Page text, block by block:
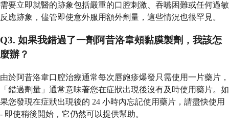
需要立即就醫的跡象包括嚴重的口腔刺激、吞嚥困難或任何過敏
反應跡象，儘管即使意外服用額外劑量，這些情況也很罕見。
Q3. 如果我錯過了一劑阿昔洛韋頰黏膜製劑，我該怎
麼辦？
由於阿昔洛韋口腔治療通常每次唇皰疹爆發只需使用一片藥片，
「錯過劑量」通常意味著您在症狀出現後沒有及時使用藥片。如
果您發現在症狀出現後的 24 小時內忘記使用藥片，請盡快使用
- 即使稍後開始，它仍然可以提供幫助。